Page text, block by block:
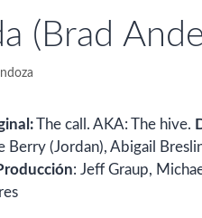
(Brad
The call. AKA: The hive.
Berry (Jordan), Abigail
: Jeff Graup,